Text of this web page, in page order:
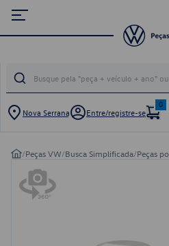
Nova Serrana Entre/registre-se
0
/Peças VW/Busca Simplificada/Peças